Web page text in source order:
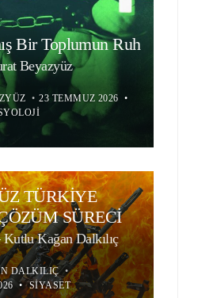
Bir Toplumun Ruh
Beyazyüz
• 23 TEMMUZ 2026 •
TÜRKİYE
SÜRECİ
Kutlu Kağan Dalkılıç
DALKILIÇ •
• SIYASET